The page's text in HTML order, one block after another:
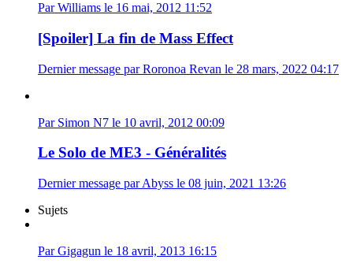
Par Williams le 16 mai, 2012 11:52
[Spoiler] La fin de Mass Effect
Dernier message par Roronoa Revan le 28 mars, 2022 04:17
Par Simon N7 le 10 avril, 2012 00:09
Le Solo de ME3 - Généralités
Dernier message par Abyss le 08 juin, 2021 13:26
Sujets
Par Gigagun le 18 avril, 2013 16:15